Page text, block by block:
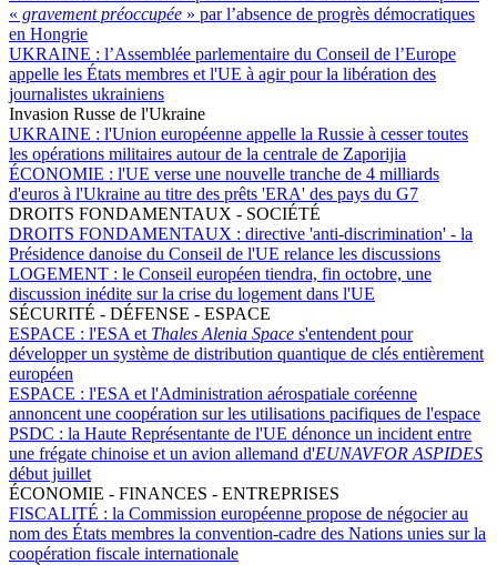
« gravement préoccupée » par l’absence de progrès démocratiques
en Hongrie
UKRAINE : l’Assemblée parlementaire du Conseil de l’Europe
appelle les États membres et l'UE à agir pour la libération des
journalistes ukrainiens
Invasion Russe de l'Ukraine
UKRAINE : l'Union européenne appelle la Russie à cesser toutes
les opérations militaires autour de la centrale de Zaporijia
ÉCONOMIE : l'UE verse une nouvelle tranche de 4 milliards
d'euros à l'Ukraine au titre des prêts 'ERA' des pays du G7
DROITS FONDAMENTAUX - SOCIÉTÉ
DROITS FONDAMENTAUX : directive 'anti-discrimination' - la
Présidence danoise du Conseil de l'UE relance les discussions
LOGEMENT : le Conseil européen tiendra, fin octobre, une
discussion inédite sur la crise du logement dans l'UE
SÉCURITÉ - DÉFENSE - ESPACE
ESPACE : l'ESA et Thales Alenia Space s'entendent pour
développer un système de distribution quantique de clés entièrement
européen
ESPACE : l'ESA et l'Administration aérospatiale coréenne
annoncent une coopération sur les utilisations pacifiques de l'espace
PSDC : la Haute Représentante de l'UE dénonce un incident entre
une frégate chinoise et un avion allemand d'EUNAVFOR ASPIDES
début juillet
ÉCONOMIE - FINANCES - ENTREPRISES
FISCALITÉ : la Commission européenne propose de négocier au
nom des États membres la convention-cadre des Nations unies sur la
coopération fiscale internationale